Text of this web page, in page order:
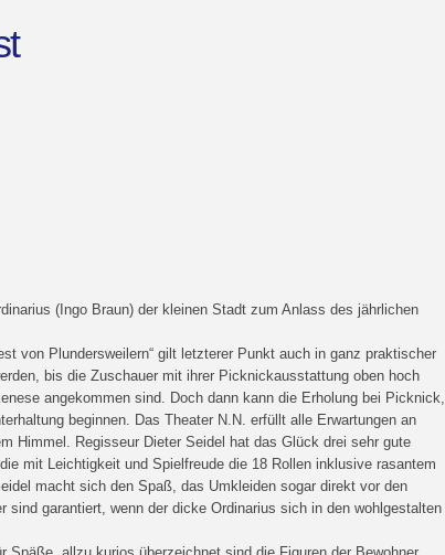
(Ingo Braun) der kleinen Stadt zum Anlass des jährlichen
von Plundersweilern“ gilt letzterer Punkt auch in ganz praktischer
bis die Zuschauer mit ihrer Picknickausstattung oben hoch
angekommen sind. Doch dann kann die Erholung bei Picknick,
beginnen. Das Theater N.N. erfüllt alle Erwartungen an
Himmel. Regisseur Dieter Seidel hat das Glück drei sehr gute
mit Leichtigkeit und Spielfreude die 18 Rollen inklusive rasantem
macht sich den Spaß, das Umkleiden sogar direkt vor den
sind garantiert, wenn der dicke Ordinarius sich in den wohlgestalten